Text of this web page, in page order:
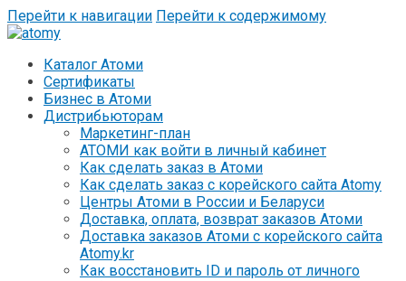
Перейти к навигации Перейти к содержимому
Каталог Атоми
Сертификаты
Бизнес в Атоми
Дистрибьюторам
Маркетинг-план
АТОМИ как войти в личный кабинет
Как сделать заказ в Атоми
Как сделать заказ с корейского сайта Atomy
Центры Атоми в России и Беларуси
Доставка, оплата, возврат заказов Атоми
Доставка заказов Атоми с корейского сайта
Atomy.kr
Как восстановить ID и пароль от личного